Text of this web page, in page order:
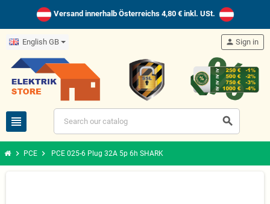
Versand innerhalb Österreichs 4,80 € inkl. USt.
English GB
view_headline search
person Sign in
chevron_right PCE chevron_right PCE 025-6 Plug 32A 5p 6h SHARK